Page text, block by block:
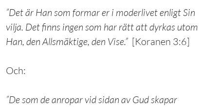
”Det är Han som formar er i moderlivet enligt Sin
vilja. Det finns ingen som har rätt att dyrkas utom
Han, den Allsmäktige, den Vise.” [Koranen 3:6]
Och:
”De som de anropar vid sidan av Gud skapar